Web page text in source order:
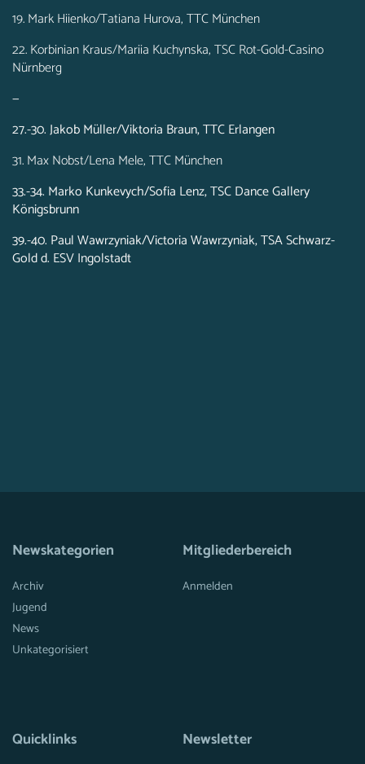
19. Mark Hiienko/Tatiana Hurova, TTC München
22. Korbinian Kraus/Mariia Kuchynska, TSC Rot-Gold-Casino
Nürnberg
—
27.-30. Jakob Müller/Viktoria Braun, TTC Erlangen
31. Max Nobst/Lena Mele, TTC München
33.-34. Marko Kunkevych/Sofia Lenz, TSC Dance Gallery
Königsbrunn
39.-40. Paul Wawrzyniak/Victoria Wawrzyniak, TSA Schwarz-
Gold d. ESV Ingolstadt
Newskategorien
Archiv
Jugend
News
Unkategorisiert
Mitgliederbereich
Anmelden
Quicklinks Newsletter